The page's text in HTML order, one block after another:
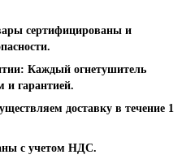
сертифицированы и
: Каждый огнетушитель
и гарантией.
доставку в течение 1
с учетом НДС.